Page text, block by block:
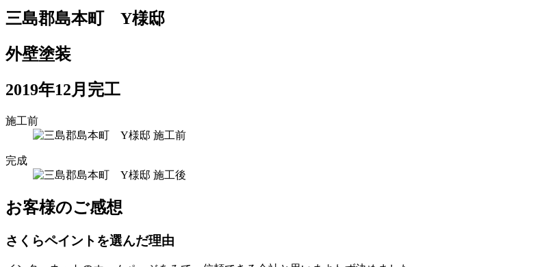
三島郡島本町 Y様邸
外壁塗装
2019年12月完工
施工前
完成
お客様のご感想
さくらペイントを選んだ理由